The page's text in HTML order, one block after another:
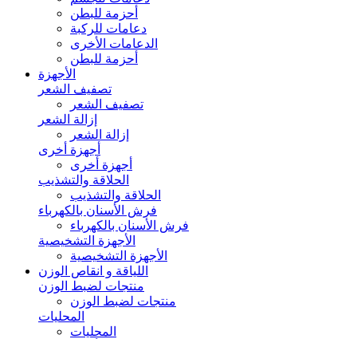
أحزمة للبطن
دعامات للركبة
الدعامات الأخرى
أحزمة للبطن
الأجهزة
تصفيف الشعر
تصفيف الشعر
إزالة الشعر
إزالة الشعر
أجهزة أخرى
أجهزة أخرى
الحلاقة والتشذيب
الحلاقة والتشذيب
فرش الأسنان بالكهرباء
فرش الأسنان بالكهرباء
الأجهزة التشخيصية
الأجهزة التشخيصية
اللياقة و انقاص الوزن
منتجات لضبط الوزن
منتجات لضبط الوزن
المحليات
المحليات